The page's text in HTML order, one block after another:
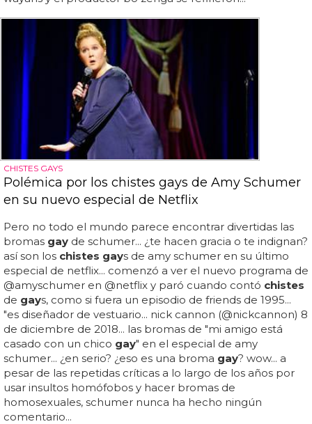
CHISTES GAYS
Polémica por los chistes gays de Amy Schumer
en su nuevo especial de Netflix
Pero no todo el mundo parece encontrar divertidas las
bromas gay de schumer... ¿te hacen gracia o te indignan?
así son los chistes gays de amy schumer en su último
especial de netflix... comenzó a ver el nuevo programa de
@amyschumer en @netflix y paró cuando contó chistes
de gays, como si fuera un episodio de friends de 1995...
"es diseñador de vestuario... nick cannon (@nickcannon) 8
de diciembre de 2018... las bromas de "mi amigo está
casado con un chico gay" en el especial de amy
schumer... ¿en serio? ¿eso es una broma gay? wow... a
pesar de las repetidas críticas a lo largo de los años por
usar insultos homófobos y hacer bromas de
homosexuales, schumer nunca ha hecho ningún
comentario...